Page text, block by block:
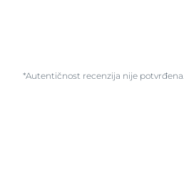
*Autentičnost recenzija nije potvrđena.